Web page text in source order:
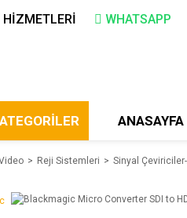
HİZMETLERİ WHATSAPP
ANASAYFA
Reji Sistemleri Sinyal